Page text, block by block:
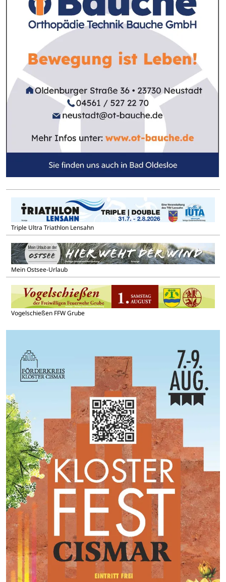
Triple Ultra Triathlon Lensahn
Mein Ostsee-Urlaub
Vogelschießen FFW Grube